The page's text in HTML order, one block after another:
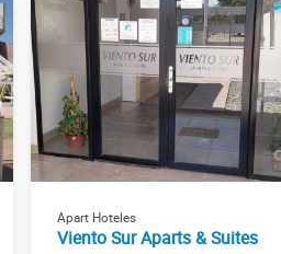
Apart Hoteles
Viento Sur Aparts & Suites